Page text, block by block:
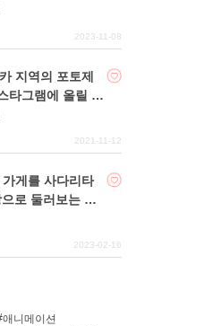
2023-11-08
지역의 포토제
타그램에 올릴 수
!
2021-11-12
게를 사다리타
로 둘러보는 여
2023-02-16
애니메이션